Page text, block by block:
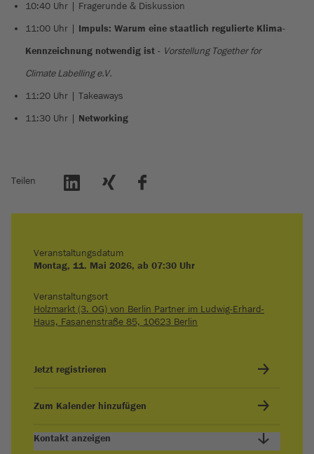
10:40 Uhr | Fragerunde & Diskussion
11:00 Uhr | Impuls: Warum eine staatlich regulierte Klima-
Kennzeichnung notwendig ist - Vorstellung Together for
Climate Labelling e.V.
11:20 Uhr | Takeaways
11:30 Uhr | Networking
Teilen
Veranstaltungsdatum
Montag, 11. Mai 2026, ab 07:30 Uhr
Veranstaltungsort
Holzmarkt (3. OG) von Berlin Partner im Ludwig-Erhard-
Haus, Fasanenstraße 85, 10623 Berlin
Jetzt registrieren
Zum Kalender hinzufügen
Kontakt anzeigen